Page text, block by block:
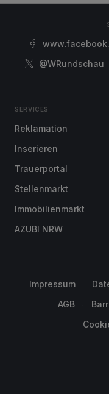
@WRundschau
SERVICES
Reklamation
Inserieren
Trauerportal
Stellenmarkt
Immobilienmarkt
AZUBI NRW
Impressum
AGB